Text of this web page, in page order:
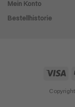
Mein Konto
Bestellhistorie